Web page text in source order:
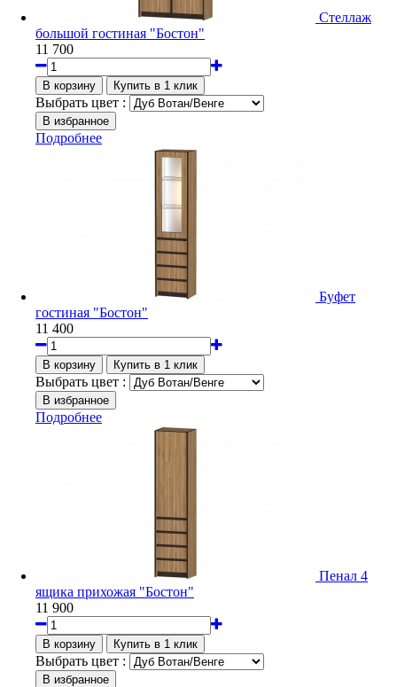
Стеллаж
большой гостиная "Бостон"
11 700
Выбрать цвет :
Подробнее
Буфет
гостиная "Бостон"
11 400
Выбрать цвет :
Подробнее
Пенал 4
ящика прихожая "Бостон"
11 900
Выбрать цвет :